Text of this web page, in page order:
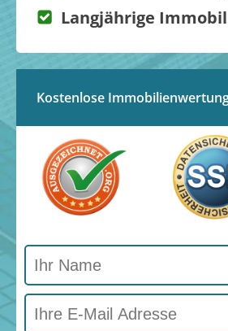
Langjährige
Kostenlose